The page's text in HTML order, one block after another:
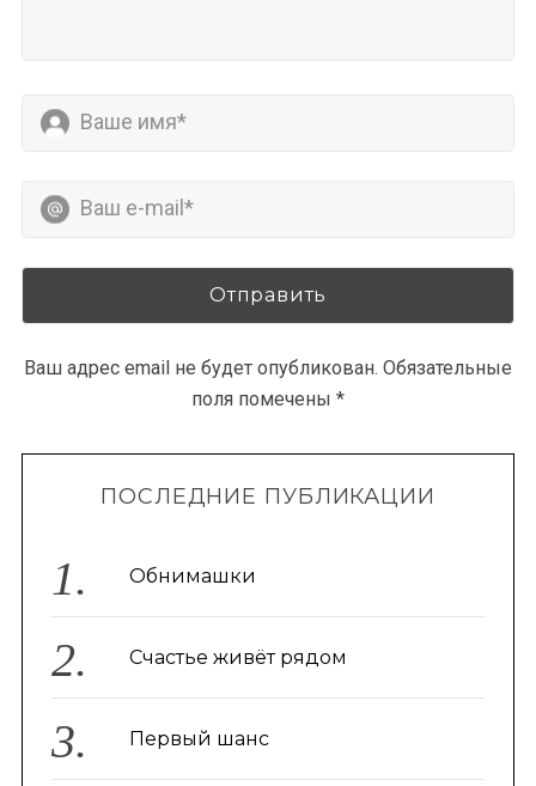
Ваш адрес email не будет опубликован. Обязательные
поля помечены *
ПОСЛЕДНИЕ ПУБЛИКАЦИИ
Обнимашки
Счастье живёт рядом
Первый шанс